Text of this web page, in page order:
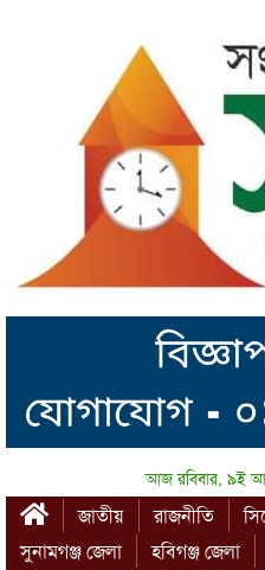
আজ রবিবার, ৯ই
জাতীয় রাজনীতি
সুনামগঞ্জ জেলা
হবিগঞ্জ জেলা